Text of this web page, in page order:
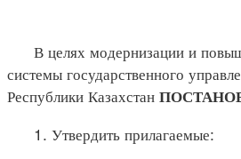
В целях модернизации и
системы государственного
Республики Казахстан
1. Утвердить прилагаемые: